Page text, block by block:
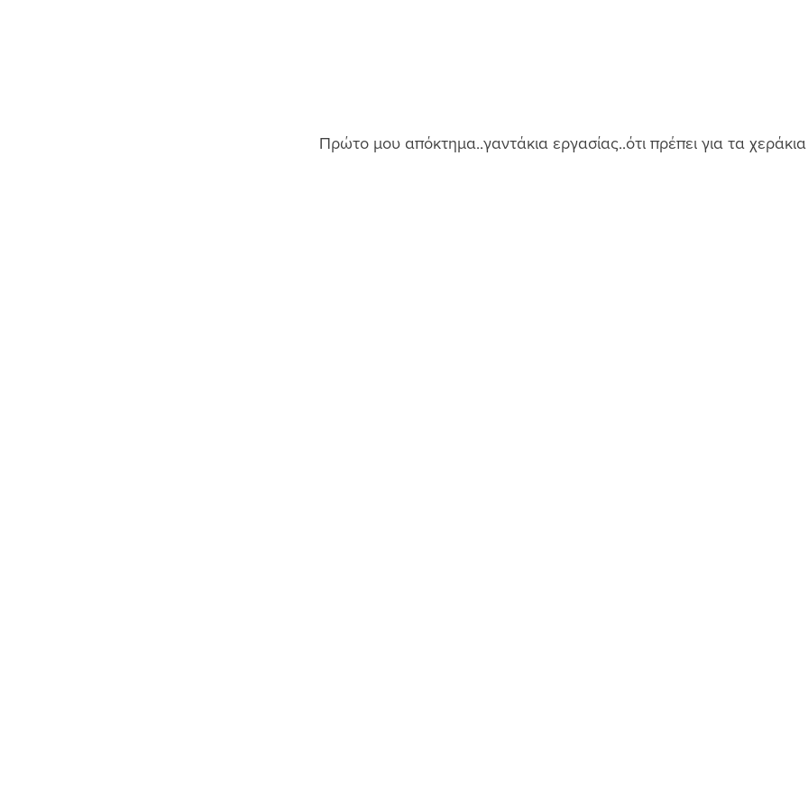
Πρώτο μου απόκτημα..γαντάκια εργασίας..ότι πρέπει για τα